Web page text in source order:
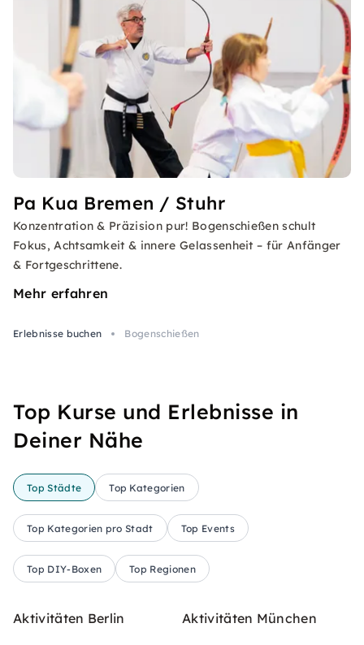
Pa Kua Bremen / Stuhr
Konzentration & Präzision pur! Bogenschießen schult
Fokus, Achtsamkeit & innere Gelassenheit – für Anfänger
& Fortgeschrittene.
Mehr erfahren
Erlebnisse buchen Bogenschießen
Top Kurse und Erlebnisse in
Deiner Nähe
Top Städte Top Kategorien
Top Kategorien pro Stadt Top Events
Top DIY-Boxen Top Regionen
Aktivitäten Berlin Aktivitäten München